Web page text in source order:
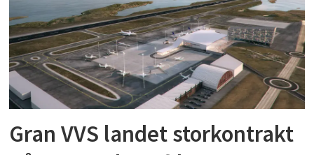
Gran VVS landet storkontrakt